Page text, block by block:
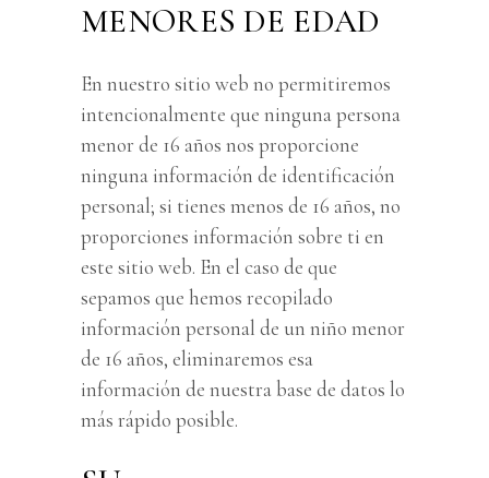
MENORES DE EDAD
En nuestro sitio web no permitiremos
intencionalmente que ninguna persona
menor de 16 años nos proporcione
ninguna información de identificación
personal; si tienes menos de 16 años, no
proporciones información sobre ti en
este sitio web. En el caso de que
sepamos que hemos recopilado
información personal de un niño menor
de 16 años, eliminaremos esa
información de nuestra base de datos lo
más rápido posible.